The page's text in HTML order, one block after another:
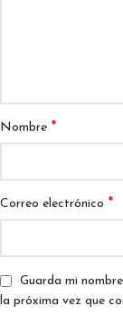
Nombre *
Correo electrónico *
Guarda mi
la próxima vez que